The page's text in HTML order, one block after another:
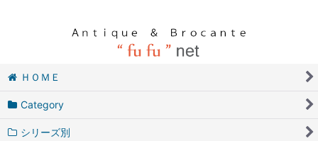
ＨＯＭＥ
Category
シリーズ別